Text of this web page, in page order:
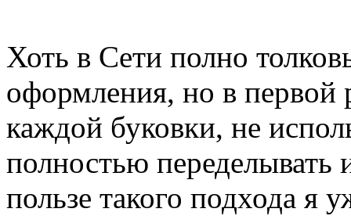
Хоть в Сети полно
оформления, но в первой
каждой буковки, не
полностью переделывать
пользе такого подхода я